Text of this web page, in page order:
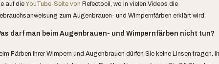
auf dieYouTube-Seite von Refectocil, wo in vielen Videos die
zum Augenbrauen- und Wimpernfärben erklärt wird.
darf man beim Augenbrauen- und Wimpernfärben nicht tun?
Färben Ihrer Wimpern und Augenbrauen dürfen Sie keine Linsen tragen.